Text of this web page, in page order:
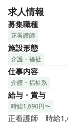
■ICT化（デジタ
■正看護師・准看
■教育体制が整っ
■経験やスキルを
利用者様の健康
っていただきます
■バイタルチェック
■服薬管理
■機能訓練など
介護スタッフや
求人情報
募集職種
正看護師
施設形態
介護・福祉
仕事内容
介護・福祉系
給与・賞与
時給1,690円〜
正看護師　時給